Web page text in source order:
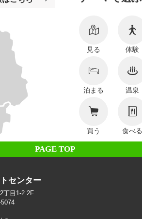
見る 体験
泊まる 温泉
買う 食べる
PAGE TOP
センター
丁目1-2 2F